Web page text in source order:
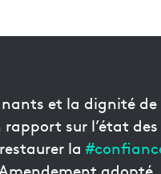
et la dignité de
sur l’état des
la